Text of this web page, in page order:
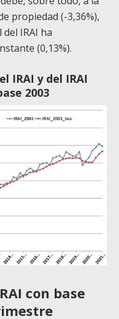
propiedad (-3,36%),
IRAI ha
(0,13%).
IRAI y del IRAI
2003
con base